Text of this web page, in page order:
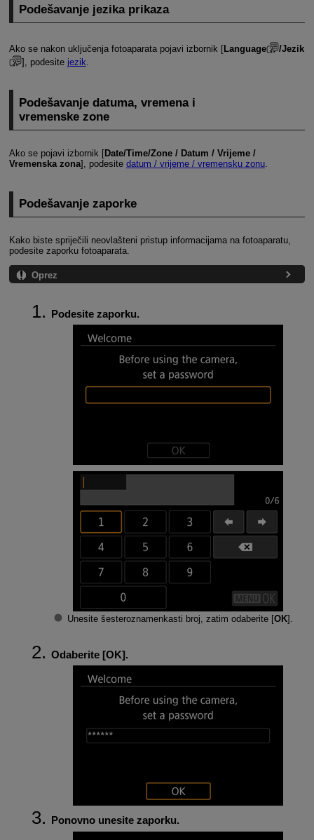
Podešavanje jezika prikaza
Ako se nakon uključenja fotoaparata pojavi izbornik [Language
/Jezik
], podesite jezik.
Podešavanje datuma, vremena i
vremenske zone
Ako se pojavi izbornik [Date/Time/Zone / Datum / Vrijeme /
Vremenska zona], podesite datum / vrijeme / vremensku zonu.
Podešavanje zaporke
Kako biste spriječili neovlašteni pristup informacijama na fotoaparatu,
podesite zaporku fotoaparata.
Oprez
Podesite zaporku.
Unesite šesteroznamenkasti broj, zatim odaberite [OK].
Odaberite [OK].
Ponovno unesite zaporku.